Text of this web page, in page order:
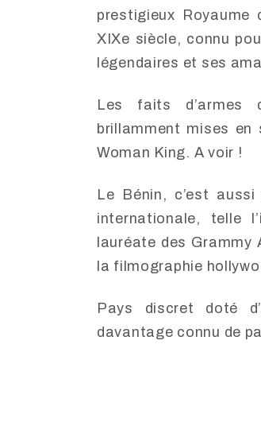
prestigieux Royaume
XIXe siècle, connu
légendaires et ses
Les faits d’armes
brillamment mises en
Woman King. A voir !
Le Bénin, c’est
internationale, telle
lauréate des Grammy
la filmographie
Pays discret doté
davantage connu de